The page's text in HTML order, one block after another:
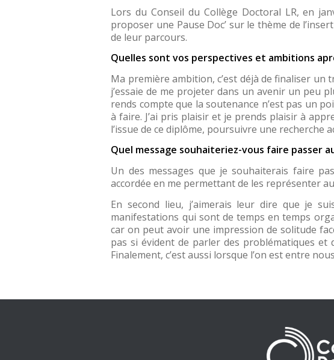
Lors du Conseil du Collège Doctoral LR, en
proposer une Pause Doc’ sur le thème de
de leur parcours.
Quelles sont vos perspectives et ambitions
Ma première ambition, c’est déjà de finaliser
j’essaie de me projeter dans un avenir un peu
rends compte que la soutenance n’est pas un
à faire. J’ai pris plaisir et je prends plaisir à
l’issue de ce diplôme, poursuivre une recherche
Quel message souhaiteriez-vous faire passer
Un des messages que je souhaiterais faire
accordée en me permettant de les représenter
En second lieu, j’aimerais leur dire que je
manifestations qui sont de temps en temps
car on peut avoir une impression de solitude
pas si évident de parler des problématiques
Finalement, c’est aussi lorsque l’on est entre